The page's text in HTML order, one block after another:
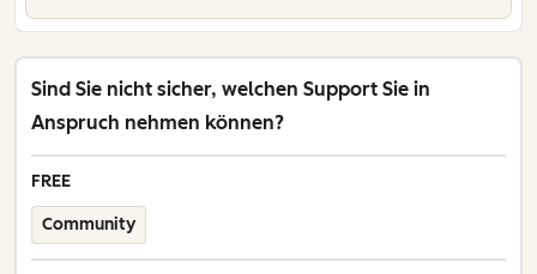
Sind Sie nicht sicher, welchen Support Sie in
Anspruch nehmen können?
FREE
Community